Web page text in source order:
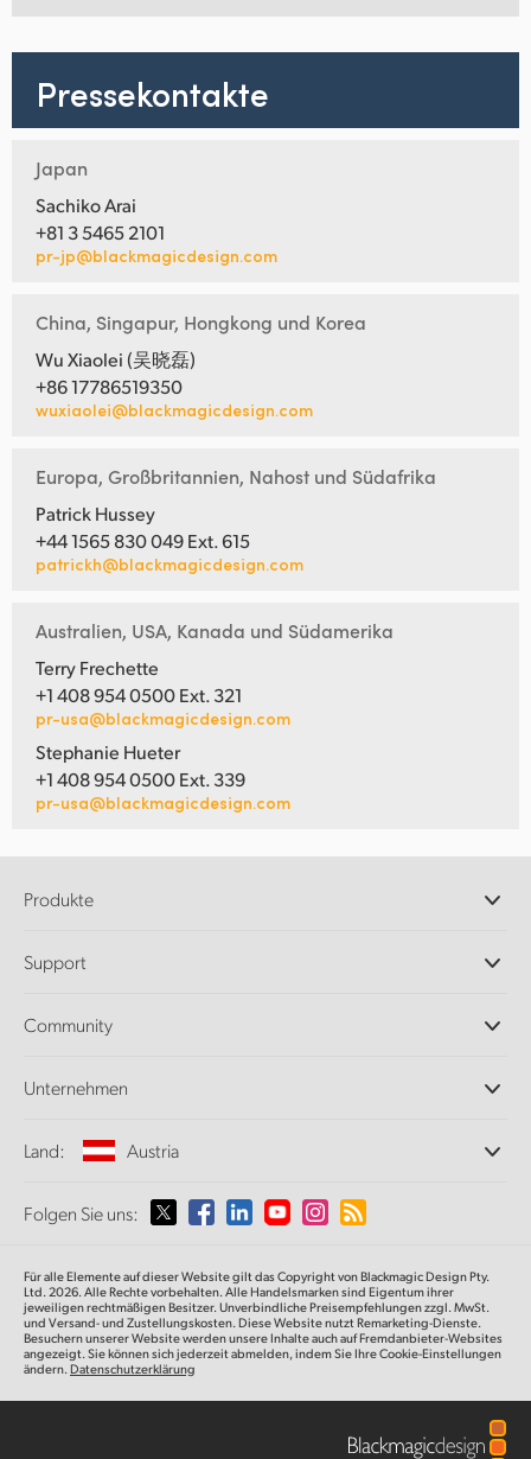
Pressekontakte
Japan
Sachiko Arai
+81 3 5465 2101
pr-jp@blackmagicdesign.com
China, Singapur, Hongkong und Korea
Wu Xiaolei (吴晓磊)
+86 17786519350
wuxiaolei@blackmagicdesign.com
Europa, Großbritannien, Nahost und Südafrika
Patrick Hussey
+44 1565 830 049 Ext. 615
patrickh@blackmagicdesign.com
Australien, USA, Kanada und Südamerika
Terry Frechette
+1 408 954 0500 Ext. 321
pr-usa@blackmagicdesign.com
Stephanie Hueter
+1 408 954 0500 Ext. 339
pr-usa@blackmagicdesign.com
Produkte
DaVinci Resolve und Fusion Software
Ultimatte
Aufzeichnung und Wiedergabe
Norm- und Formatwandlung
Netzwerkspeicher
Signalverteilung und Distribution
Streaming und Encoding
Support
Support-Center
Community
Unternehmen
Informationen über uns
Medien
Land: Austria
Wählen Sie Ihr Land aus
Australia
Austria
Folgen Sie uns:
Für alle Elemente auf dieser Website gilt das Copyright von Blackmagic Design Pty.
Ltd. 2026. Alle Rechte vorbehalten. Alle Handelsmarken sind Eigentum ihrer
jeweiligen rechtmäßigen Besitzer. Unverbindliche Preisempfehlungen zzgl. MwSt.
und Versand- und Zustellungskosten. Diese Website nutzt Remarketing-Dienste.
Besuchern unserer Website werden unsere Inhalte auch auf Fremdanbieter-Websites
angezeigt. Sie können sich jederzeit abmelden, indem Sie Ihre Cookie-Einstellungen
ändern.Datenschutzerklärung